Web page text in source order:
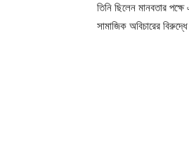
তিনি ছিলেন মানবতার
সামাজিক অবিচারের